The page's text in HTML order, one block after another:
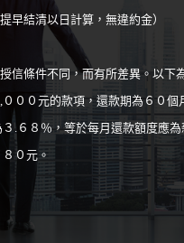
早結清以日計算，無違約金）
信條件不同，而有所差異。以下
００元的款項，還款期為６０個
.６８％，等於每月還款額度應為
０元。